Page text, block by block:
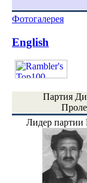
Фотогалерея
English
Партия
Лидер